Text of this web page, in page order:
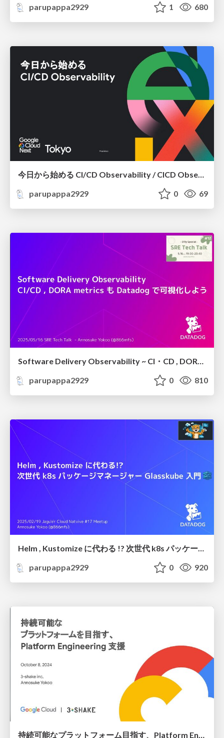
parupappa2929
1 680
今日から始める CI/CD Observability / CICD Observability for Google Cloud
parupappa2929
0 69
Software Delivery Observability ~ CI・CD , DORA metrics も Datadog で可視化しよう ~ / datadog-ci-cd-observability
parupappa2929
0 810
Helm , Kustomize に代わる !? 次世代 k8s パッケージマネージャー Glasskube 入門 / glasskube-entry
parupappa2929
0 920
持続可能なプラットフォーム目指す、Platform Engineering 支援 / Enabling Platform Engineering